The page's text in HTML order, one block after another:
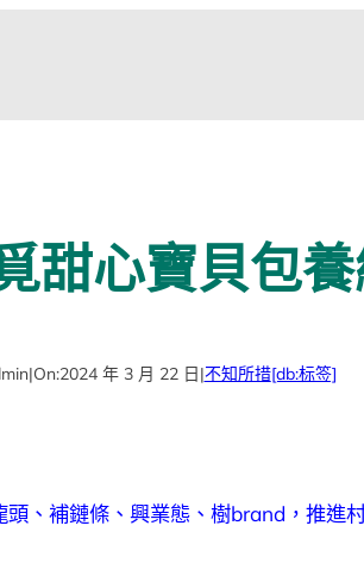
甜心寶貝包
|On:2024 年 3 月 22 日|不知所措[db:标签]
、補鏈條、興業態、樹brand，推進